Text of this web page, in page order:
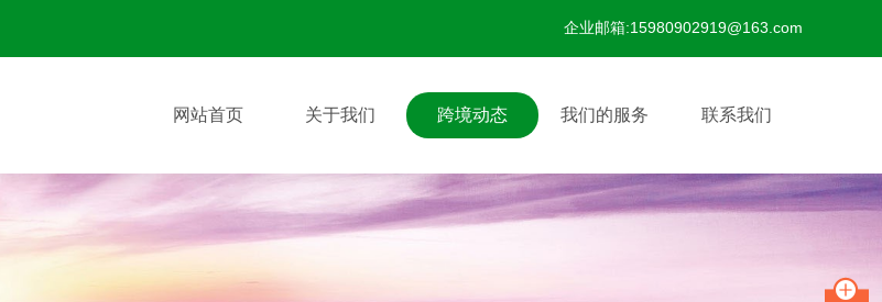
企业邮箱:15980902919@163.com
网站首页 关于我们 跨境动态 我们的服务 联系我们